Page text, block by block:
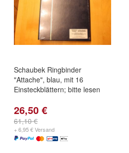
Schaubek Ringbinder
"Attache", blau, mit 16
Einsteckblättern; bitte lesen
26,50 €
61,10 €
+ 6,95 € Versand